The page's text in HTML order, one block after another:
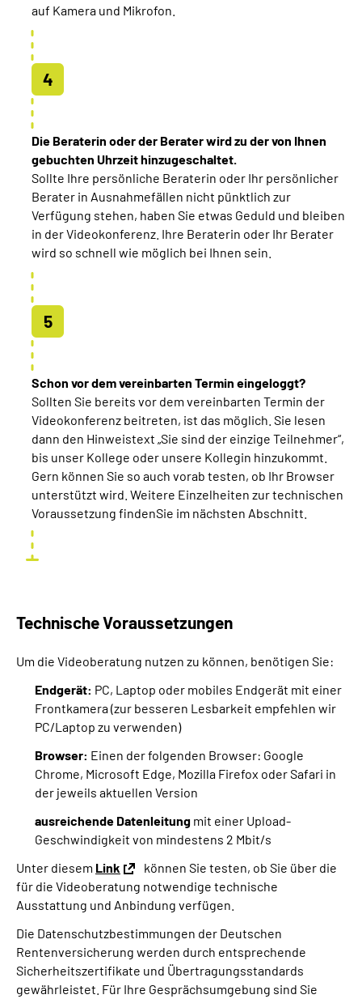
auf Kamera und Mikrofon.
Die Beraterin oder der Berater wird zu der von Ihnen
gebuchten Uhrzeit hinzugeschaltet.
Sollte Ihre persönliche Beraterin oder Ihr persönlicher
Berater in Ausnahmefällen nicht pünktlich zur
Verfügung stehen, haben Sie etwas Geduld und bleiben
in der Videokonferenz. Ihre Beraterin oder Ihr Berater
wird so schnell wie möglich bei Ihnen sein.
Schon vor dem vereinbarten Termin eingeloggt?
Sollten Sie bereits vor dem vereinbarten Termin der
Videokonferenz beitreten, ist das möglich. Sie lesen
dann den Hinweistext „Sie sind der einzige Teilnehmer“,
bis unser Kollege oder unsere Kollegin hinzukommt.
Gern können Sie so auch vorab testen, ob Ihr Browser
unterstützt wird. Weitere Einzelheiten zur technischen
Voraussetzung findenSie im nächsten Abschnitt.
Technische Voraussetzungen
Um die Videoberatung nutzen zu können, benötigen Sie:
Endgerät: PC, Laptop oder mobiles Endgerät mit einer
Frontkamera (zur besseren Lesbarkeit empfehlen wir
PC/Laptop zu verwenden)
Browser: Einen der folgenden Browser: Google
Chrome, Microsoft Edge, Mozilla Firefox oder Safari in
der jeweils aktuellen Version
ausreichende Datenleitung mit einer Upload-
Geschwindigkeit von mindestens 2 Mbit/s
Unter diesem Link
können Sie testen, ob Sie über die
für die Videoberatung notwendige technische
Ausstattung und Anbindung verfügen.
Die Datenschutzbestimmungen der Deutschen
Rentenversicherung werden durch entsprechende
Sicherheitszertifikate und Übertragungsstandards
gewährleistet. Für Ihre Gesprächsumgebung sind Sie